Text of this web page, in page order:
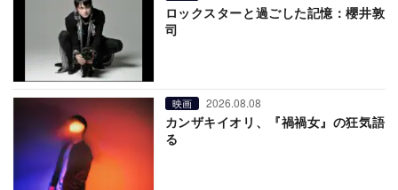
ロックスターと過ごした記憶：櫻井敦
司
映画 2026.08.08
カンザキイオリ、『禍禍女』の狂気語
る